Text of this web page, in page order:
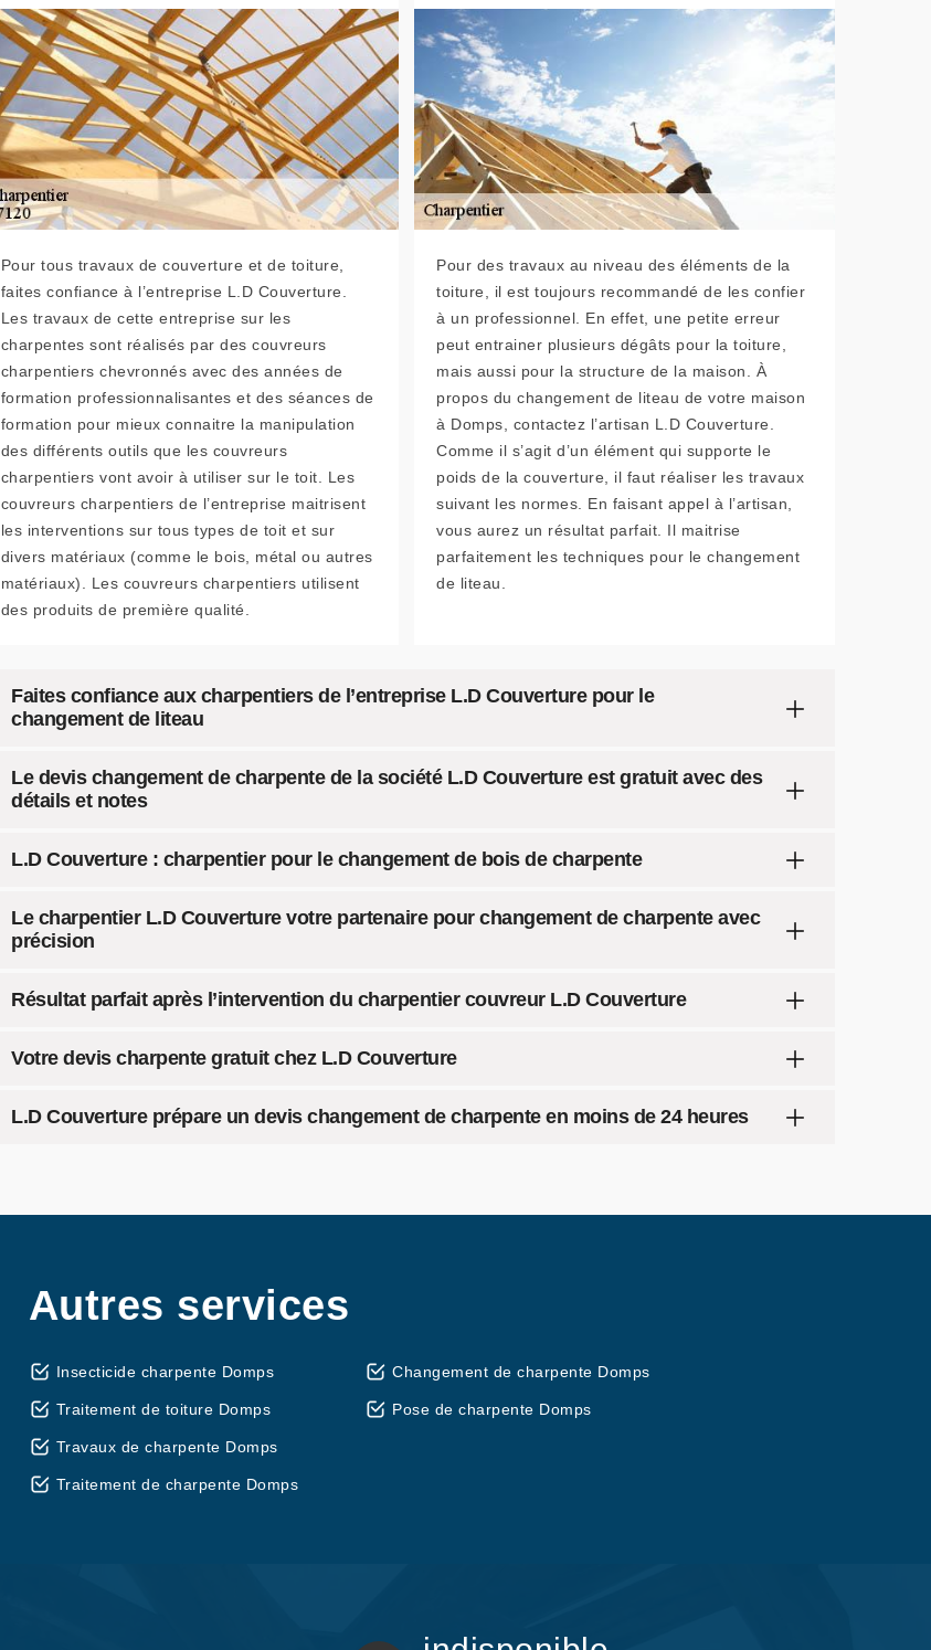
Pour tous travaux de couverture et de toiture,
faites confiance à l’entreprise L.D Couverture.
Les travaux de cette entreprise sur les
charpentes sont réalisés par des couvreurs
charpentiers chevronnés avec des années de
formation professionnalisantes et des séances de
formation pour mieux connaitre la manipulation
des différents outils que les couvreurs
charpentiers vont avoir à utiliser sur le toit. Les
couvreurs charpentiers de l’entreprise maitrisent
les interventions sur tous types de toit et sur
divers matériaux (comme le bois, métal ou autres
matériaux). Les couvreurs charpentiers utilisent
des produits de première qualité.
Pour des travaux au niveau des éléments de la
toiture, il est toujours recommandé de les confier
à un professionnel. En effet, une petite erreur
peut entrainer plusieurs dégâts pour la toiture,
mais aussi pour la structure de la maison. À
propos du changement de liteau de votre maison
à Domps, contactez l’artisan L.D Couverture.
Comme il s’agit d’un élément qui supporte le
poids de la couverture, il faut réaliser les travaux
suivant les normes. En faisant appel à l’artisan,
vous aurez un résultat parfait. Il maitrise
parfaitement les techniques pour le changement
de liteau.
Faites confiance aux charpentiers de l’entreprise L.D Couverture pour le
changement de liteau
Le devis changement de charpente de la société L.D Couverture est gratuit avec des
détails et notes
L.D Couverture : charpentier pour le changement de bois de charpente
Le charpentier L.D Couverture votre partenaire pour changement de charpente avec
précision
Résultat parfait après l’intervention du charpentier couvreur L.D Couverture
Votre devis charpente gratuit chez L.D Couverture
L.D Couverture prépare un devis changement de charpente en moins de 24 heures
Autres services
Insecticide charpente Domps
Traitement de toiture Domps
Travaux de charpente Domps
Traitement de charpente Domps
Changement de charpente Domps
Pose de charpente Domps